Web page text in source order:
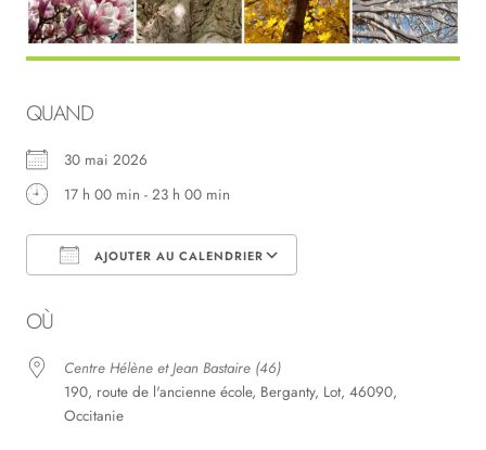
QUAND
30 mai 2026
17 h 00 min - 23 h 00 min
AJOUTER AU CALENDRIER
OÙ
Centre Hélène et Jean Bastaire (46)
190, route de l'ancienne école, Berganty, Lot, 46090,
Occitanie